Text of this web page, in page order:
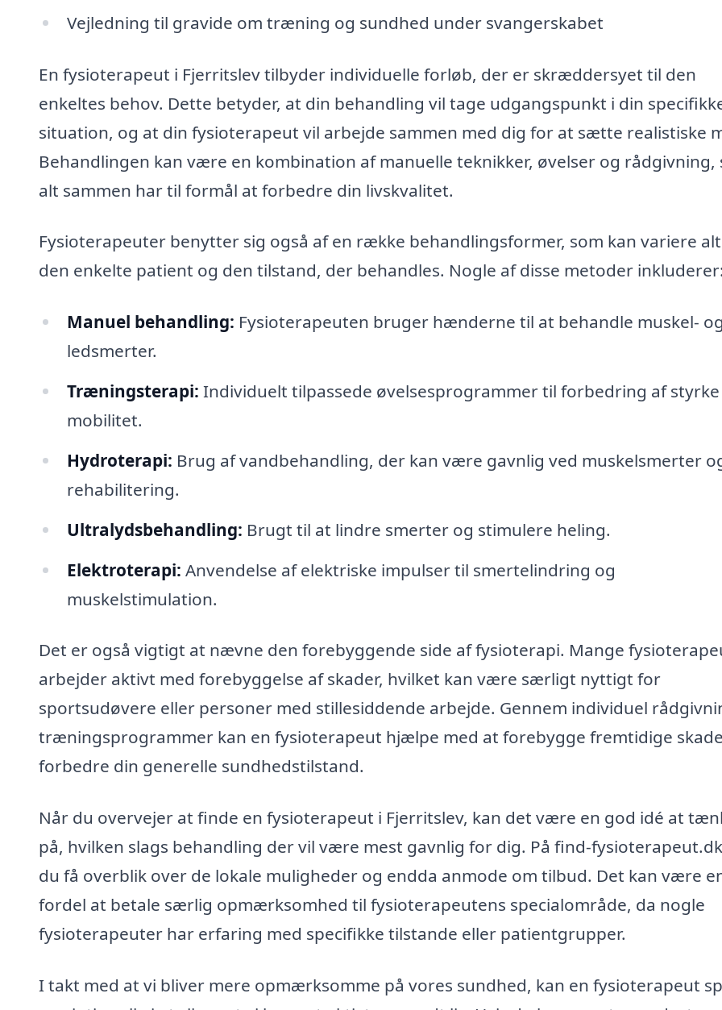
Vejledning til gravide om træning og sundhed under svangerskabet
En fysioterapeut i Fjerritslev tilbyder individuelle forløb, der er skræddersyet til den
enkeltes behov. Dette betyder, at din behandling vil tage udgangspunkt i din
situation, og at din fysioterapeut vil arbejde sammen med dig for at sætte realistiske
Behandlingen kan være en kombination af manuelle teknikker, øvelser og rådgivning,
alt sammen har til formål at forbedre din livskvalitet.
Fysioterapeuter benytter sig også af en række behandlingsformer, som kan variere
den enkelte patient og den tilstand, der behandles. Nogle af disse metoder
Manuel behandling: Fysioterapeuten bruger hænderne til at behandle muskel-
ledsmerter.
Træningsterapi: Individuelt tilpassede øvelsesprogrammer til forbedring af
mobilitet.
Hydroterapi: Brug af vandbehandling, der kan være gavnlig ved muskelsmerter
rehabilitering.
Ultralydsbehandling: Brugt til at lindre smerter og stimulere heling.
Elektroterapi: Anvendelse af elektriske impulser til smertelindring og
muskelstimulation.
Det er også vigtigt at nævne den forebyggende side af fysioterapi. Mange
arbejder aktivt med forebyggelse af skader, hvilket kan være særligt nyttigt for
sportsudøvere eller personer med stillesiddende arbejde. Gennem individuel
træningsprogrammer kan en fysioterapeut hjælpe med at forebygge fremtidige
forbedre din generelle sundhedstilstand.
Når du overvejer at finde en fysioterapeut i Fjerritslev, kan det være en god idé at
på, hvilken slags behandling der vil være mest gavnlig for dig. På find-
du få overblik over de lokale muligheder og endda anmode om tilbud. Det kan være
fordel at betale særlig opmærksomhed til fysioterapeutens specialområde, da nogle
fysioterapeuter har erfaring med specifikke tilstande eller patientgrupper.
I takt med at vi bliver mere opmærksomme på vores sundhed, kan en fysioterapeut